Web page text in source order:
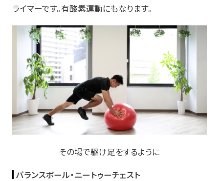
ライマーです。有酸素運動にもなります。
その場で駆け足をするように
バランスボール・ニートゥーチェスト